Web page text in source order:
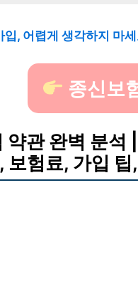
입, 어렵게 생각하지 마
종신보
약관 완벽 분석
보험료, 가입 팁